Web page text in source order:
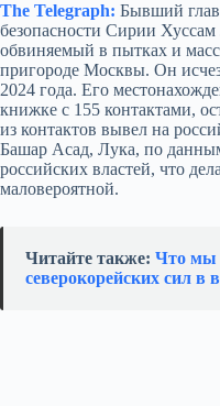
The Telegraph: Бывший
безопасности Сирии
обвиняемый в пытках и
пригороде Москвы. Он
2024 года. Его
книжке с 155 контактами,
из контактов вывел на
Башар Асад, Лука, по
российских властей, что
маловероятной.
Читайте также: Что мы
северокорейских сил в